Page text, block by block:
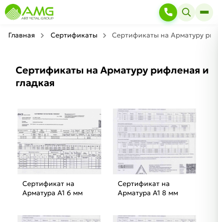
Главная Сертификаты Сертификаты на Арматуру
Сертификаты на Арматуру рифленая и
гладкая
Сертификат на
Арматура А1 6 мм
Сертификат на
Арматура А1 8 мм